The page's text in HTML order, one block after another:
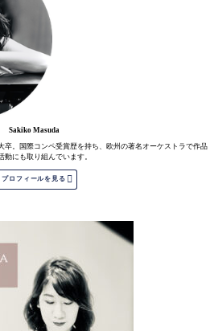
Sakiko Masuda
卒。国際コンペ受賞歴を持ち、欧州の著名オーケストラで作品
にも取り組んでいます。
プロフィールを見る 